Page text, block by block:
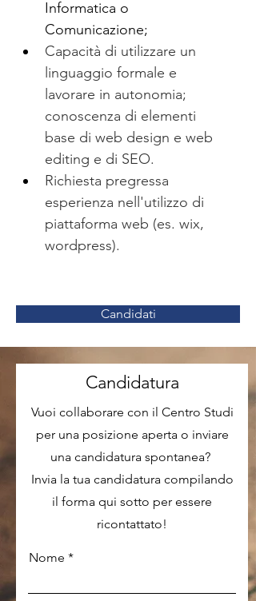
Informatica o
Comunicazione;
Capacità di utilizzare un
linguaggio formale e
lavorare in autonomia;
conoscenza di elementi
base di web design e web
editing e di SEO.
Richiesta pregressa
esperienza nell'utilizzo di
piattaforma web (es. wix,
wordpress).
Candidati
Candidatura
Vuoi collaborare con il Centro Studi
per una posizione aperta o inviare
una candidatura spontanea?
Invia la tua candidatura compilando
il forma qui sotto per essere
ricontattato!
Nome